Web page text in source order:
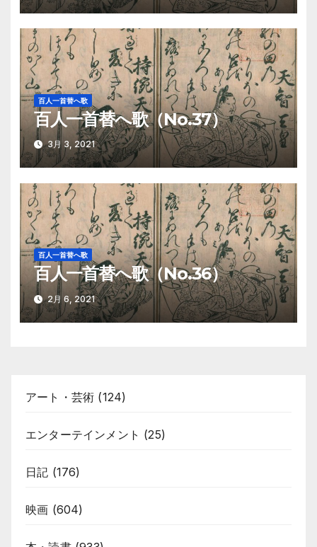
百人一首替へ歌
百人一首替へ歌（No.37）
3月 3, 2021
百人一首替へ歌
百人一首替へ歌（No.36）
2月 6, 2021
アート・芸術 (124)
エンターテインメント (25)
日記 (176)
映画 (604)